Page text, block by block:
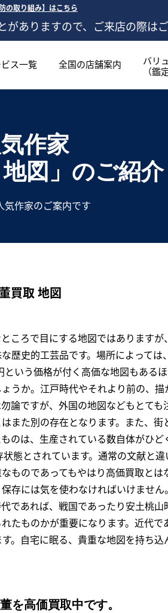
防の取り組み】はこちら
がありますので、ご来店の際は
ス一覧 全国の店舗案内
バリ
（鑑
作家
図」 のご紹介
気作家のご案内です
買取 地図
ころで目にする地図ではあります
歴史的工芸品です。場所によっては
いう価格が付く高価な地図もある
うか。江戸時代やそれより前の、
論ですが、外国の地図などもとて
また別の存在となります。また、
のは、生産されている数自体がひ
態とされています。通常の文献と
ものであってもやはり高価買取と
存には気を使わなければいけませ
であれば、戦国であったり安土桃
たものかが重要になります。近代
自宅に眠る、貴重な地図を持ち込
を高価買取中です。